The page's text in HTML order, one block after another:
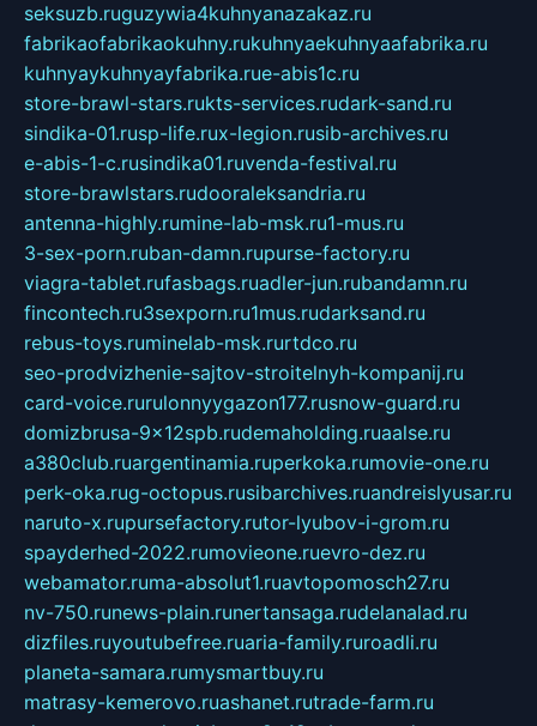
seksuzb.ruguzywia4kuhnyanazakaz.ru
fabrikaofabrikaokuhny.rukuhnyaekuhnyaafabrika.ru
kuhnyaykuhnyayfabrika.rue-abis1c.ru
store-brawl-stars.rukts-services.rudark-sand.ru
sindika-01.rusp-life.rux-legion.rusib-archives.ru
e-abis-1-c.rusindika01.ruvenda-festival.ru
store-brawlstars.rudooraleksandria.ru
antenna-highly.rumine-lab-msk.ru1-mus.ru
3-sex-porn.ruban-damn.rupurse-factory.ru
viagra-tablet.rufasbags.ruadler-jun.rubandamn.ru
fincontech.ru3sexporn.ru1mus.rudarksand.ru
rebus-toys.ruminelab-msk.rurtdco.ru
seo-prodvizhenie-sajtov-stroitelnyh-kompanij.ru
card-voice.rurulonnyygazon177.rusnow-guard.ru
domizbrusa-9x12spb.rudemaholding.ruaalse.ru
a380club.ruargentinamia.ruperkoka.rumovie-one.ru
perk-oka.rug-octopus.rusibarchives.ruandreislyusar.ru
naruto-x.rupursefactory.rutor-lyubov-i-grom.ru
spayderhed-2022.rumovieone.ruevro-dez.ru
webamator.ruma-absolut1.ruavtopomosch27.ru
nv-750.runews-plain.runertansaga.rudelanalad.ru
dizfiles.ruyoutubefree.ruaria-family.ruroadli.ru
planeta-samara.rumysmartbuy.ru
matrasy-kemerovo.ruashanet.rutrade-farm.ru